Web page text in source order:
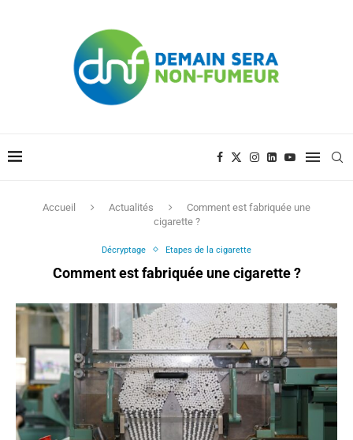
Accueil Actualités
Comment est fabriquée une
cigarette ?
Décryptage Etapes de la cigarette
Comment est fabriquée une cigarette ?